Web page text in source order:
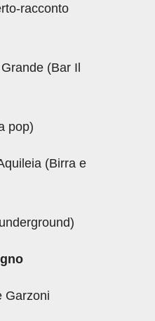
racconto
(Bar Il
pop)
(Birra e
Garzoni